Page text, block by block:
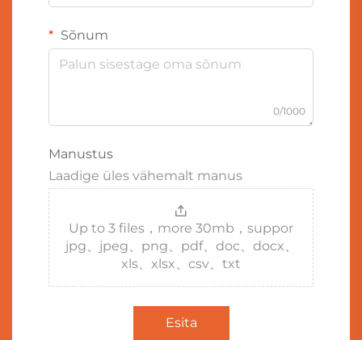
Sõnum
0/1000
Manustus
Laadige üles vähemalt manus
Up to 3 files，more 30mb，suppor
jpg、jpeg、png、pdf、doc、docx、
xls、xlsx、csv、txt
Esita